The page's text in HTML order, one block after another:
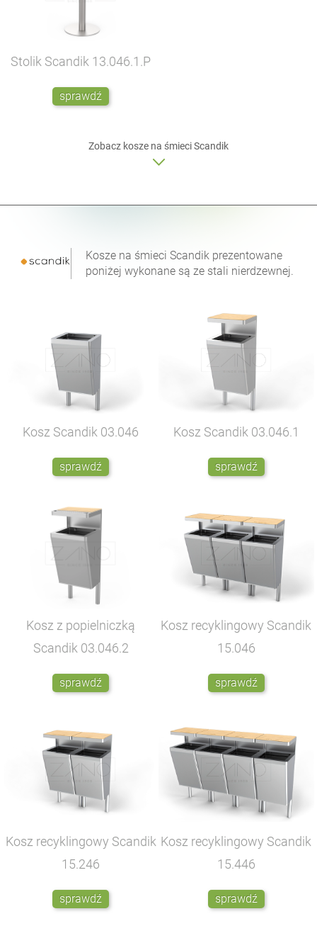
Stolik Scandik 13.046.1.P
sprawdź
Zobacz kosze na śmieci Scandik
Kosze na śmieci Scandik prezentowane
poniżej wykonane są ze stali nierdzewnej.
Kosz Scandik 03.046
sprawdź
Kosz Scandik 03.046.1
sprawdź
Kosz z popielniczką
Scandik 03.046.2
sprawdź
Kosz recyklingowy Scandik
15.046
sprawdź
Kosz recyklingowy Scandik
15.246
sprawdź
Kosz recyklingowy Scandik
15.446
sprawdź